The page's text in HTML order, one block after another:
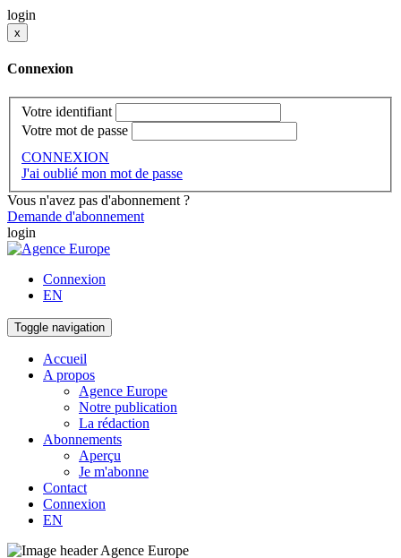
login
x
Connexion
Votre identifiant
Votre mot de passe
CONNEXION
J'ai oublié mon mot de passe
Vous n'avez pas d'abonnement ?
Demande d'abonnement
login
Connexion
EN
Toggle navigation
Accueil
A propos
Agence Europe
Notre publication
La rédaction
Abonnements
Aperçu
Je m'abonne
Contact
Connexion
EN